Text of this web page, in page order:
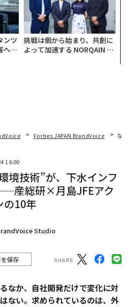
ンツ
への
挑戦は個から始まり、共創に
よって加速する NORQAIN JA
Forbes JAPAN BrandVoice なぜ
16:00
境技術”が、下水インフ
産総研×月島JFEアク
の10年
Studio
保存
なか、自社開発だけで変化に対
ない。求められているのは、外